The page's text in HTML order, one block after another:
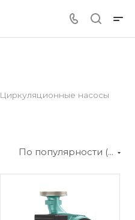
Циркуляционные насосы
По популярности (убывание)